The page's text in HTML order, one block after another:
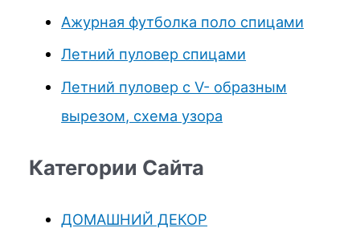
Ажурная футболка поло спицами
Летний пуловер спицами
Летний пуловер с V- образным
вырезом, схема узора
Категории Сайта
ДОМАШНИЙ ДЕКОР